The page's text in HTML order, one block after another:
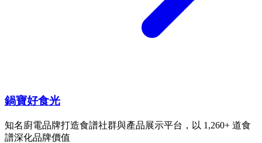
鍋寶好食光
知名廚電品牌打造食譜社群與產品展示平台，以 1,260+ 道食
譜深化品牌價值